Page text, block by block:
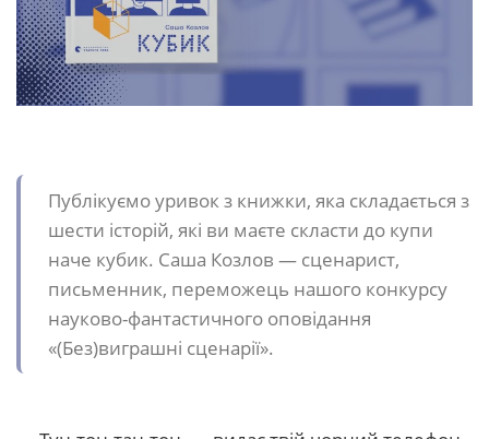
Публікуємо уривок з книжки, яка складається з
шести історій, які ви маєте скласти до купи
наче кубик. Саша Козлов — сценарист,
письменник, переможець нашого конкурсу
науково-фантастичного оповідання
«(Без)виграшні сценарії».